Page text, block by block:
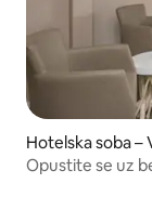
Hotelska soba –
Opustite se uz